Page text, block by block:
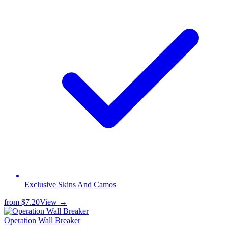
Exclusive Skins And Camos
from $7.20View →
Operation Wall Breaker